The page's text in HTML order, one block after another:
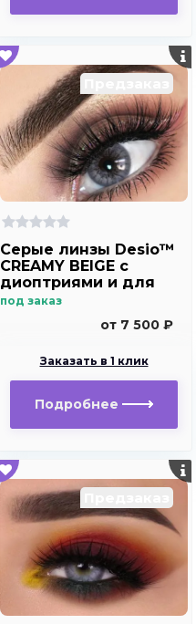
Серые линзы Desio™
CREAMY BEIGE с
диоптриями и для
хорошего зрения
под заказ
от 7 500 ₽
Заказать в 1 клик
Подробнее